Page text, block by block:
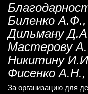
Биленко А.Ф.,
Дильману
Мастерову
Никитину
Фисенко
За организацию для